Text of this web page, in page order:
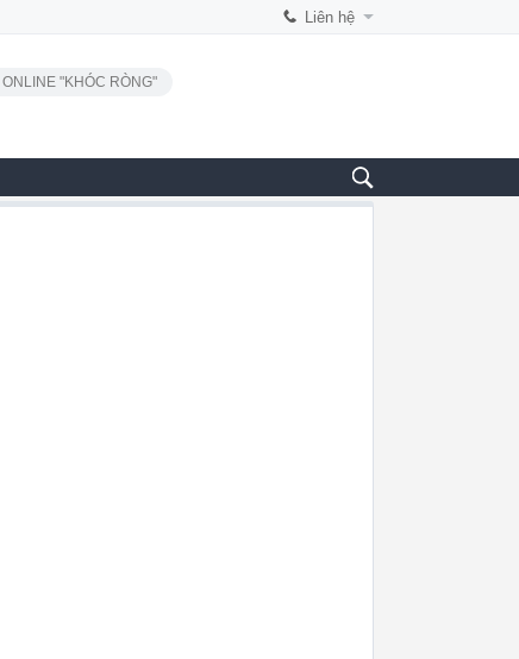
Liên hệ
"KHÓC RÒNG"